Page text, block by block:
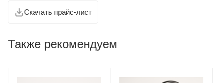
Скачать прайс-лист
Также рекомендуем